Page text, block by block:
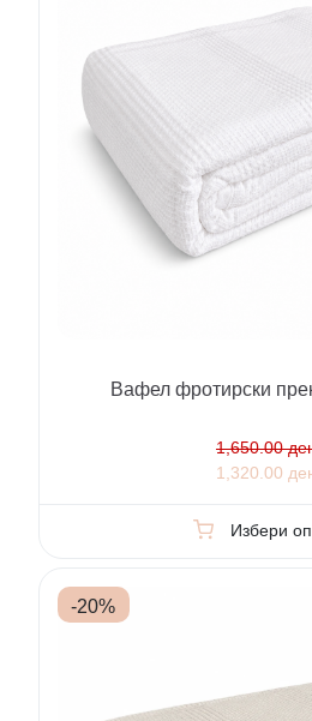
Вафел фротирски
1,650.00
1,320.00
Избери
-20%